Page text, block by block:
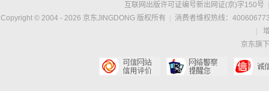
互联网出版许可证编号新出网证(京)字150号
Copyright © 2004 - 2026 京东JINGDONG 版权所有
消费者维权热线：
京东旗